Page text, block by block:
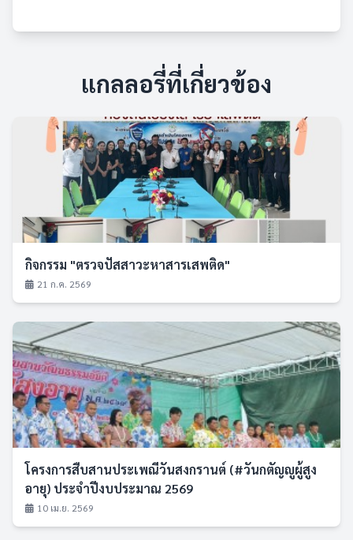
แกลลอรี่ที่เกี่ยวข้อง
กิจกรรม "ตรวจปัสสาวะหาสารเสพติด"
21 ก.ค. 2569
โครงการสืบสานประเพณีวันสงกรานต์ (#วันกตัญญูผู้สูง
อายุ) ประจำปีงบประมาณ 2569
10 เม.ย. 2569